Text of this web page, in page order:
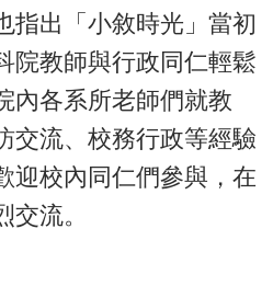
指出「小敘時光」當初
院教師與行政同仁輕鬆
內各系所老師們就教
交流、校務行政等經驗
迎校內同仁們參與，在
流。